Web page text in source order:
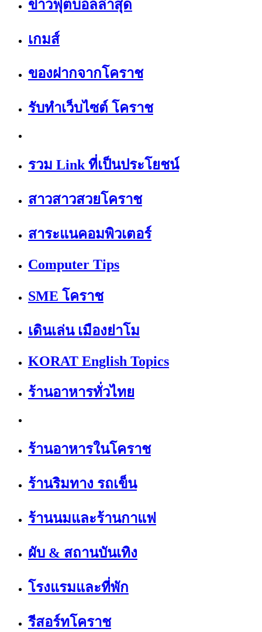
ข่าวฟุตบอลล่าสุด
เกมส์
ของฝากจากโคราช
รับทำเว็บไซต์ โคราช
รวม Link ที่เป็นประโยชน์
สาวสาวสวยโคราช
สาระแนคอมพิวเตอร์
Computer Tips
SME โคราช
เดินเล่น เมืองย่าโม
KORAT English Topics
ร้านอาหารทั่วไทย
ร้านอาหารในโคราช
ร้านริมทาง รถเข็น
ร้านนมและร้านกาแฟ
ผับ & สถานบันเทิง
โรงแรมและที่พัก
รีสอร์ทโคราช